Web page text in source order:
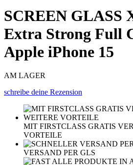
SCREEN GLASS
Extra Strong Full
Apple iPhone 15
AM LAGER
schreibe deine Rezension
MIT FIRSTCLASS GRATIS
VORTEILE
VERSAND PER GLS